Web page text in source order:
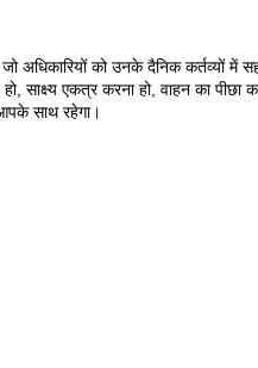
अधिकारियों को उनके दैनिक कर्तव्यों में
साक्ष्य एकत्र करना हो, वाहन का पीछा
साथ रहेगा।